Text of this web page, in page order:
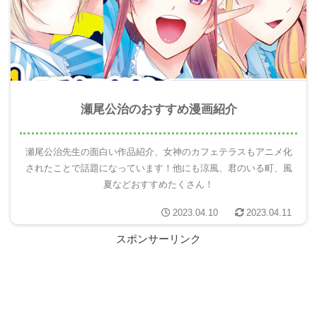
瀬尾公治のおすすめ漫画紹介
瀬尾公治先生の面白い作品紹介、女神のカフェテラスもアニメ化
されたことで話題になっています！他にも涼風、君のいる町、風
夏などおすすめたくさん！
2023.04.10 2023.04.11
スポンサーリンク